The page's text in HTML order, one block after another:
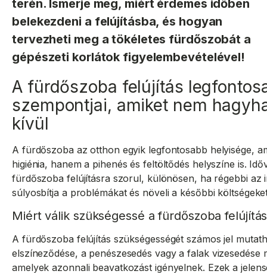
terén. Ismerje meg, miért érdemes időben
belekezdeni a felújításba, és hogyan
tervezheti meg a tökéletes fürdőszobát a
gépészeti korlátok figyelembevételével!
A fürdőszoba felújítás
szempontjai, amiket nem
kívül
A fürdőszoba az otthon egyik legfontosabb helyisége,
higiénia, hanem a pihenés és feltöltődés helyszíne is.
fürdőszoba felújításra szorul, különösen, ha régebbi az
súlyosbítja a problémákat és növeli a későbbi
Miért válik szükségessé a fürdőszoba
A fürdőszoba felújítás szükségességét számos jel
elszíneződése, a penészesedés vagy a falak
amelyek azonnali beavatkozást igényelnek. Ezek a